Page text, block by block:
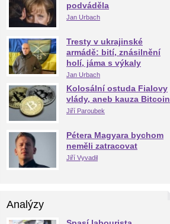
podváděla
Jan Urbach
Tresty v ukrajinské
armádě: bití, znásilnění
holí, jáma s výkaly
Jan Urbach
Kolosální ostuda Fialovy
vlády, aneb kauza Bitcoin
Jiří Paroubek
Pétera Magyara bychom
neměli zatracovat
Jiří Vyvadil
Analýzy